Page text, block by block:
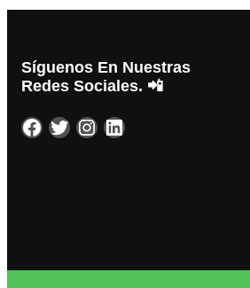
Síguenos En Nuestras
Redes Sociales. 📲
Facebook Twitter Instagram LinkedIn